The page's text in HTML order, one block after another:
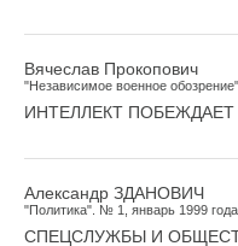
Вячеслав Прокопович
"Независимое военное
ИНТЕЛЛЕКТ
Александр ЗДАНОВИЧ
"Политика". № 1, январь 1999 года
СПЕЦСЛУЖБЫ И